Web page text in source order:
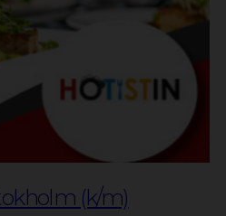
(k/m)